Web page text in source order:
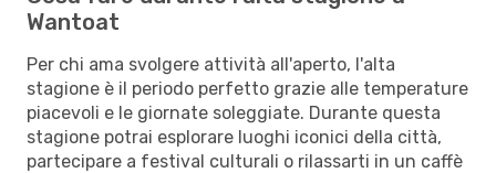
Wantoat
Per chi ama svolgere attività all'aperto, l'alta
stagione è il periodo perfetto grazie alle temperature
piacevoli e le giornate soleggiate. Durante questa
stagione potrai esplorare luoghi iconici della città,
partecipare a festival culturali o rilassarti in un caffè